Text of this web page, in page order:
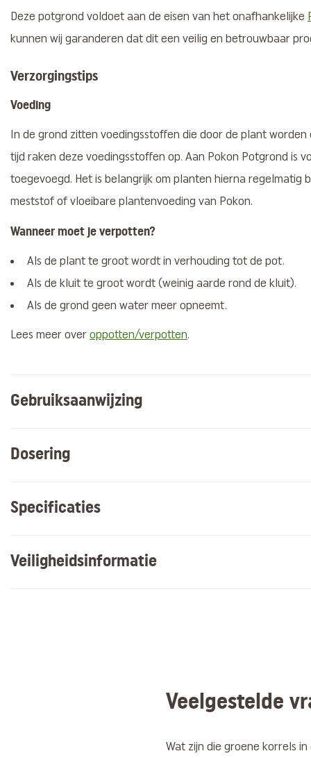
Deze potgrond voldoet aan de eisen van het onafhankelijke
kunnen wij garanderen dat dit een veilig en betrouwbaar
Verzorgingstips
Voeding
In de grond zitten voedingsstoffen die door de plant worden
tijd raken deze voedingsstoffen op. Aan Pokon Potgrond is
toegevoegd. Het is belangrijk om planten hierna regelmatig
meststof of vloeibare plantenvoeding van Pokon.
Wanneer moet je verpotten?
Als de plant te groot wordt in verhouding tot de pot.
Als de kluit te groot wordt (weinig aarde rond de kluit).
Als de grond geen water meer opneemt.
Lees meer over oppotten/verpotten.
Gebruiksaanwijzing
Dosering
Specificaties
Veiligheidsinformatie
Veelgestelde
Wat zijn die groene korrels